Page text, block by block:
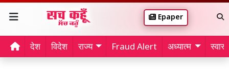
Epaper
देश विदेश राज्य Fraud Alert अध्यात्म